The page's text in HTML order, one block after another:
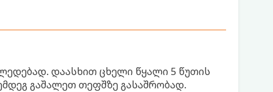
დაასხით ცხელი წყალი 5 წუთის
გაშალეთ თეფშზე გასაშრობად.